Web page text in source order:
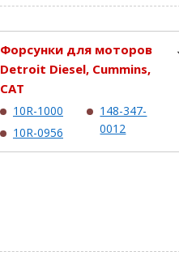
Форсунки для моторов
Detroit Diesel, Cummins,
CAT
10R-1000
10R-0956
148-347-
0012